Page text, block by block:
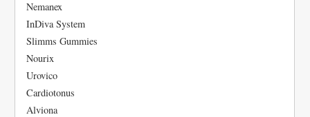
Nemanex
InDiva System
Slimms Gummies
Nourix
Urovico
Cardiotonus
Alviona